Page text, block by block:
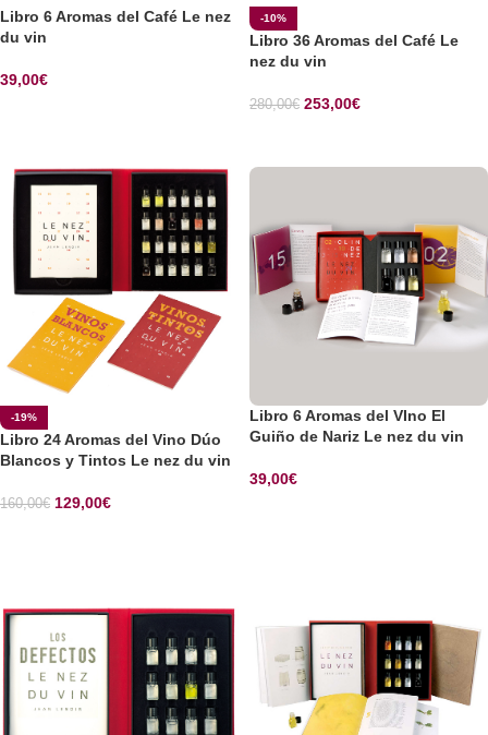
Libro 6 Aromas del Café Le nez
du vin
39,00€
-10%
Libro 36 Aromas del Café Le
nez du vin
280,00€ 253,00€
-19%
Libro 24 Aromas del Vino Dúo
Blancos y Tintos Le nez du vin
160,00€ 129,00€
Libro 6 Aromas del VIno El
Guiño de Nariz Le nez du vin
39,00€